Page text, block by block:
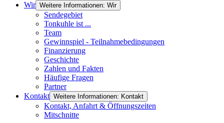
Wir Weitere Informationen: Wir
Sendegebiet
Tonkuhle ist ...
Team
Gewinnspiel - Teilnahmebedingungen
Finanzierung
Geschichte
Zahlen und Fakten
Häufige Fragen
Partner
Kontakt Weitere Informationen: Kontakt
Kontakt, Anfahrt & Öffnungszeiten
Mitschnitte